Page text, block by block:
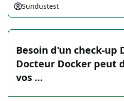
Sundustest
Besoin d'un check-up
Docteur Docker peut
vos …